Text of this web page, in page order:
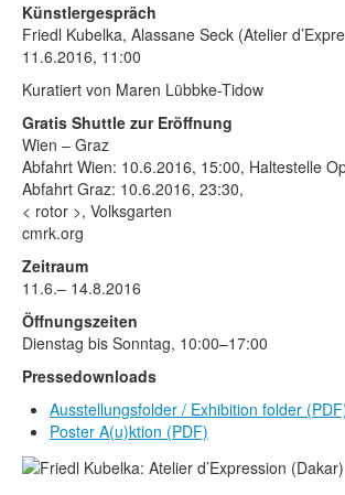
Künstlergespräch
Friedl Kubelka, Alassane Seck (Atelier
11.6.2016, 11:00
Kuratiert von Maren Lübbke-Tidow
Gratis Shuttle zur Eröffnung
Wien – Graz
Abfahrt Wien: 10.6.2016, 15:00, Haltestelle
Abfahrt Graz: 10.6.2016, 23:30,
< rotor >, Volksgarten
cmrk.org
Zeitraum
11.6.– 14.8.2016
Öffnungszeiten
Dienstag bis Sonntag, 10:00–17:00
Pressedownloads
Ausstellungsfolder / Exhibition folder
Poster A(u)ktion (PDF)